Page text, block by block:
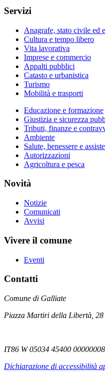
Servizi
Anagrafe, stato civile ed
Cultura e tempo libero
Vita lavorativa
Imprese e commercio
Appalti pubblici
Catasto e urbanistica
Turismo
Mobilità e trasporti
Educazione e formazione
Giustizia e sicurezza
Tributi, finanze e
Ambiente
Salute, benessere e
Autorizzazioni
Agricoltura e pesca
Novità
Notizie
Comunicati
Avvisi
Vivere il comune
Eventi
Contatti
Comune di Galliate
Piazza Martiri della Libertà,
IT86 W 05034 45400
Dichiarazione di accessibilità